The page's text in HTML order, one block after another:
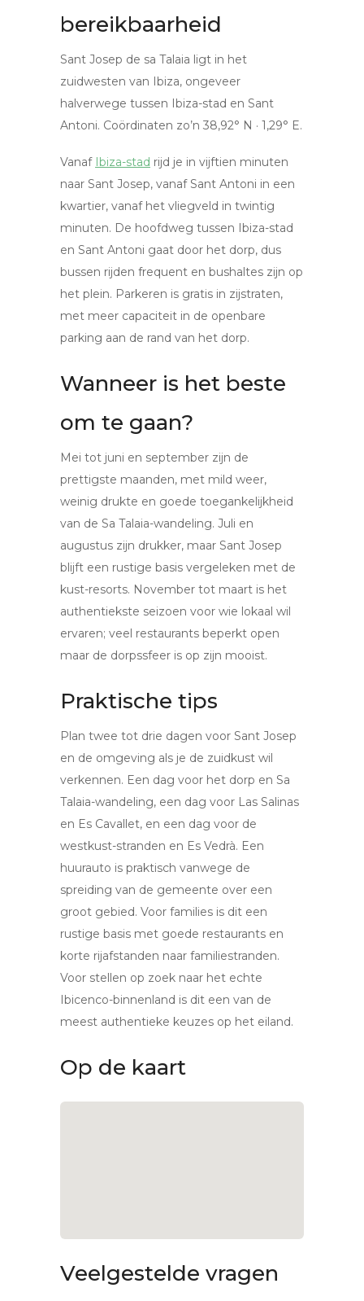
bereikbaarheid
Sant Josep de sa Talaia ligt in het
zuidwesten van Ibiza, ongeveer
halverwege tussen Ibiza-stad en Sant
Antoni. Coördinaten zo’n 38,92° N · 1,29° E.
Vanaf Ibiza-stad rijd je in vijftien minuten
naar Sant Josep, vanaf Sant Antoni in een
kwartier, vanaf het vliegveld in twintig
minuten. De hoofdweg tussen Ibiza-stad
en Sant Antoni gaat door het dorp, dus
bussen rijden frequent en bushaltes zijn op
het plein. Parkeren is gratis in zijstraten,
met meer capaciteit in de openbare
parking aan de rand van het dorp.
Wanneer is het beste
om te gaan?
Mei tot juni en september zijn de
prettigste maanden, met mild weer,
weinig drukte en goede toegankelijkheid
van de Sa Talaia-wandeling. Juli en
augustus zijn drukker, maar Sant Josep
blijft een rustige basis vergeleken met de
kust-resorts. November tot maart is het
authentiekste seizoen voor wie lokaal wil
ervaren; veel restaurants beperkt open
maar de dorpssfeer is op zijn mooist.
Praktische tips
Plan twee tot drie dagen voor Sant Josep
en de omgeving als je de zuidkust wil
verkennen. Een dag voor het dorp en Sa
Talaia-wandeling, een dag voor Las Salinas
en Es Cavallet, en een dag voor de
westkust-stranden en Es Vedrà. Een
huurauto is praktisch vanwege de
spreiding van de gemeente over een
groot gebied. Voor families is dit een
rustige basis met goede restaurants en
korte rijafstanden naar familiestranden.
Voor stellen op zoek naar het echte
Ibicenco-binnenland is dit een van de
meest authentieke keuzes op het eiland.
Op de kaart
Veelgestelde vragen